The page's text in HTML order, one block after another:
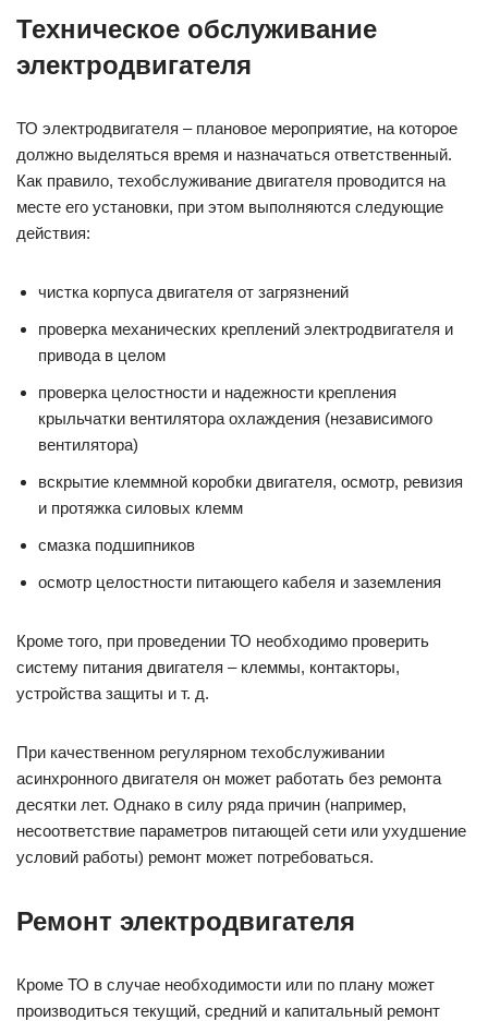
Техническое обслуживание
электродвигателя
ТО электродвигателя – плановое мероприятие, на которое
должно выделяться время и назначаться ответственный.
Как правило, техобслуживание двигателя проводится на
месте его установки, при этом выполняются следующие
действия:
чистка корпуса двигателя от загрязнений
проверка механических креплений электродвигателя и
привода в целом
проверка целостности и надежности крепления
крыльчатки вентилятора охлаждения (независимого
вентилятора)
вскрытие клеммной коробки двигателя, осмотр, ревизия
и протяжка силовых клемм
смазка подшипников
осмотр целостности питающего кабеля и заземления
Кроме того, при проведении ТО необходимо проверить
систему питания двигателя – клеммы, контакторы,
устройства защиты и т. д.
При качественном регулярном техобслуживании
асинхронного двигателя он может работать без ремонта
десятки лет. Однако в силу ряда причин (например,
несоответствие параметров питающей сети или ухудшение
условий работы) ремонт может потребоваться.
Ремонт электродвигателя
Кроме ТО в случае необходимости или по плану может
производиться текущий, средний и капитальный ремонт